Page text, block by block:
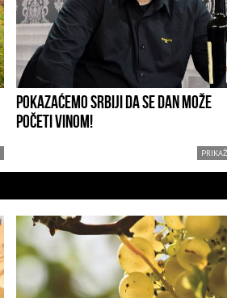
POKAZAĆEMO SRBIJI DA SE DAN MOŽE
POČETI VINOM!